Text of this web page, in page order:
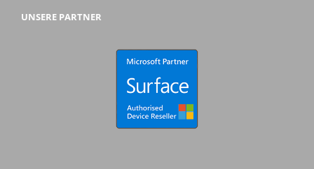
UNSERE PARTNER